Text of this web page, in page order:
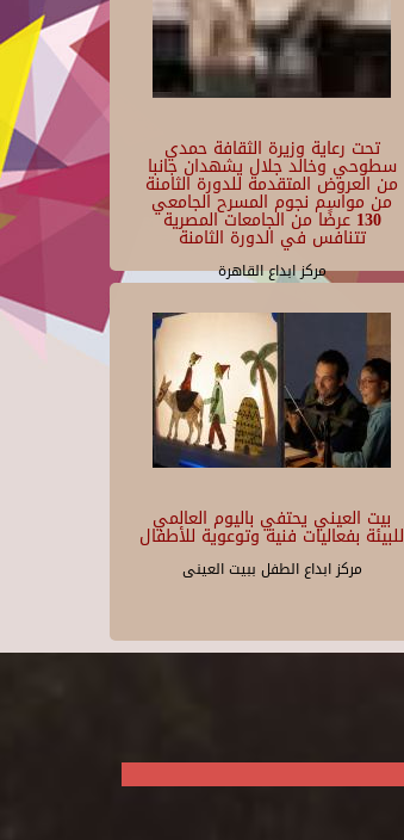
تحت رعاية وزيرة الثقافة حمدي
سطوحي وخالد جلال يشهدان جانبا
من العروض المتقدمة للدورة الثامنة
من مواسم نجوم المسرح الجامعي
130 عرضًا من الجامعات المصرية
تتنافس في الدورة الثامنة
مركز ابداع القاهرة
بيت العيني يحتفي باليوم العالمي
للبيئة بفعاليات فنية وتوعوية للأطفال
مركز ابداع الطفل ببيت العينى